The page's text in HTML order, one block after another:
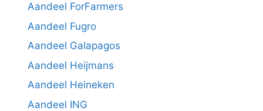
Aandeel ForFarmers
Aandeel Fugro
Aandeel Galapagos
Aandeel Heijmans
Aandeel Heineken
Aandeel ING